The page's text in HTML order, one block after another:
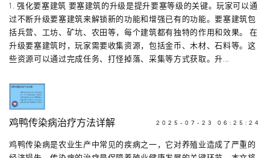
1. 强化要塞建筑 要塞建筑的升级是提升要塞等级的关键。玩家可以通
过不断升级要塞建筑来解锁新的功能和增强已有的功能。要塞建筑包
括兵营、工坊、矿坑、农田等，每个建筑都有独特的作用和效果。 在
升级要塞建筑时，玩家需要收集资源，包括金币、木材、石料等。这
些资源可以通过完成任务、打怪掉落、采集等方式获取。升...
鸡鸭传染病治疗方法详解 2025-07-23 06:25:24
鸡鸭传染病是农业生产中常见的疾病之一，它对养殖业造成了严重的